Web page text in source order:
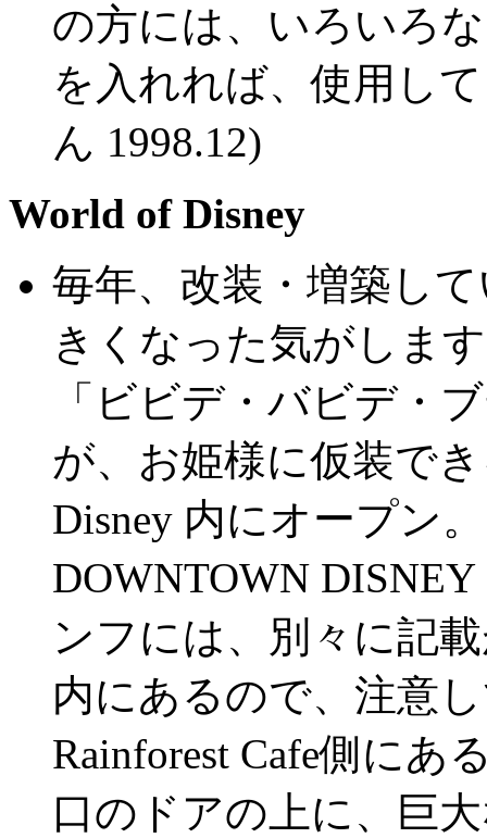
の方には、いろいろ
を入れれば、使用し
ん 1998.12)
World of Disney
毎年、改装・増築し
きくなった気がしま
「ビビデ・バビデ・
が、お姫様に仮装で
Disney 内にオープン。
DOWNTOWN
ンフには、別々に記
内にあるので、注意
Rainforest Cafe側に
口のドアの上に、巨